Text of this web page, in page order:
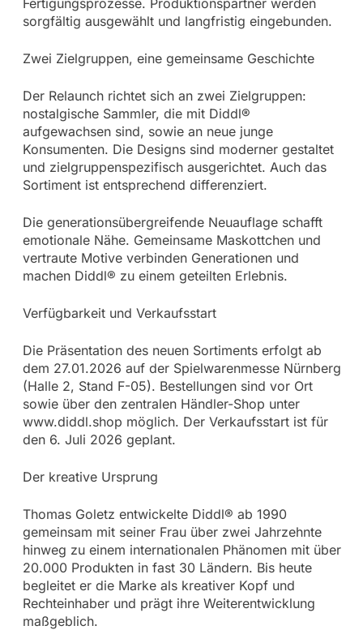
sorgfältig ausgewählt und langfristig eingebunden.
Zwei Zielgruppen, eine gemeinsame Geschichte
Der Relaunch richtet sich an zwei Zielgruppen:
nostalgische Sammler, die mit Diddl®
aufgewachsen sind, sowie an neue junge
Konsumenten. Die Designs sind moderner gestaltet
und zielgruppenspezifisch ausgerichtet. Auch das
Sortiment ist entsprechend differenziert.
Die generationsübergreifende Neuauflage schafft
emotionale Nähe. Gemeinsame Maskottchen und
vertraute Motive verbinden Generationen und
machen Diddl® zu einem geteilten Erlebnis.
Verfügbarkeit und Verkaufsstart
Die Präsentation des neuen Sortiments erfolgt ab
dem 27.01.2026 auf der Spielwarenmesse Nürnberg
(Halle 2, Stand F-05). Bestellungen sind vor Ort
sowie über den zentralen Händler-Shop unter
www.diddl.shop möglich. Der Verkaufsstart ist für
den 6. Juli 2026 geplant.
Der kreative Ursprung
Thomas Goletz entwickelte Diddl® ab 1990
gemeinsam mit seiner Frau über zwei Jahrzehnte
hinweg zu einem internationalen Phänomen mit über
20.000 Produkten in fast 30 Ländern. Bis heute
begleitet er die Marke als kreativer Kopf und
Rechteinhaber und prägt ihre Weiterentwicklung
maßgeblich.